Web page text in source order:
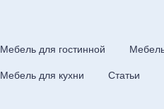
Мебель для гостинной
Мебель для кухни Статьи